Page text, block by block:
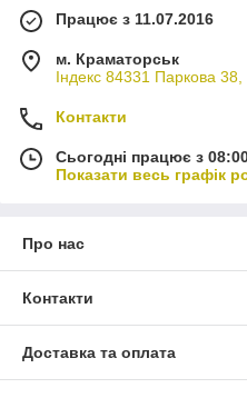
Працює з 11.07.2016
м. Краматорськ
Індекс 84331 Паркова
Контакти
Сьогодні працює з
Показати весь графік
Про нас
Контакти
Доставка та оплата